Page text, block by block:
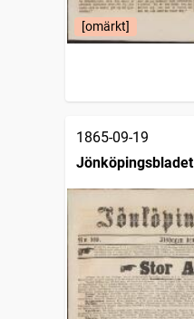
[omärkt]
1865-09-19
Jönköpingsbladet